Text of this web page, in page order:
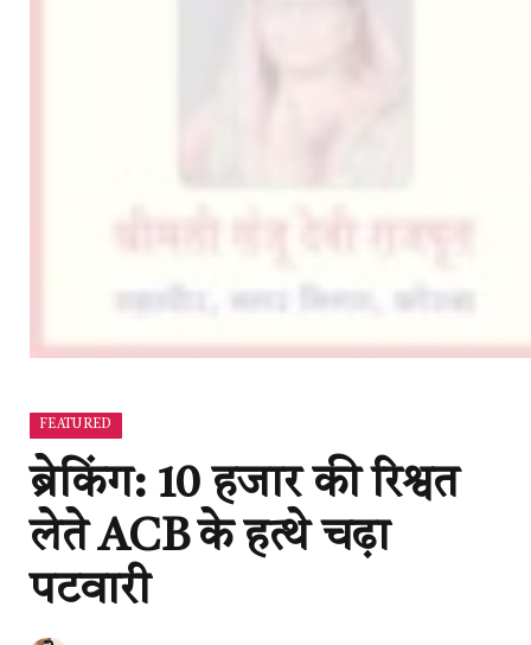
FEATURED
ब्रेकिंग: 10 हजार की रिश्वत
लेते ACB के हत्थे चढ़ा
पटवारी